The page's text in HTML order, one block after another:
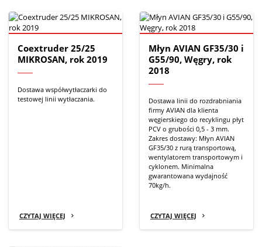
Coextruder 25/25
MIKROSAN, rok 2019
Dostawa współwytłaczarki do
testowej linii wytłaczania.
CZYTAJ WIĘCEJ
Młyn AVIAN GF35/30 i
G55/90, Węgry, rok
2018
Dostawa linii do rozdrabniania
firmy AVIAN dla klienta
węgierskiego do recyklingu płyt
PCV o grubości 0,5 - 3 mm.
Zakres dostawy: Młyn AVIAN
GF35/30 z rurą transportową,
wentylatorem transportowym i
cyklonem. Minimalna
gwarantowana wydajność
70kg/h.
CZYTAJ WIĘCEJ